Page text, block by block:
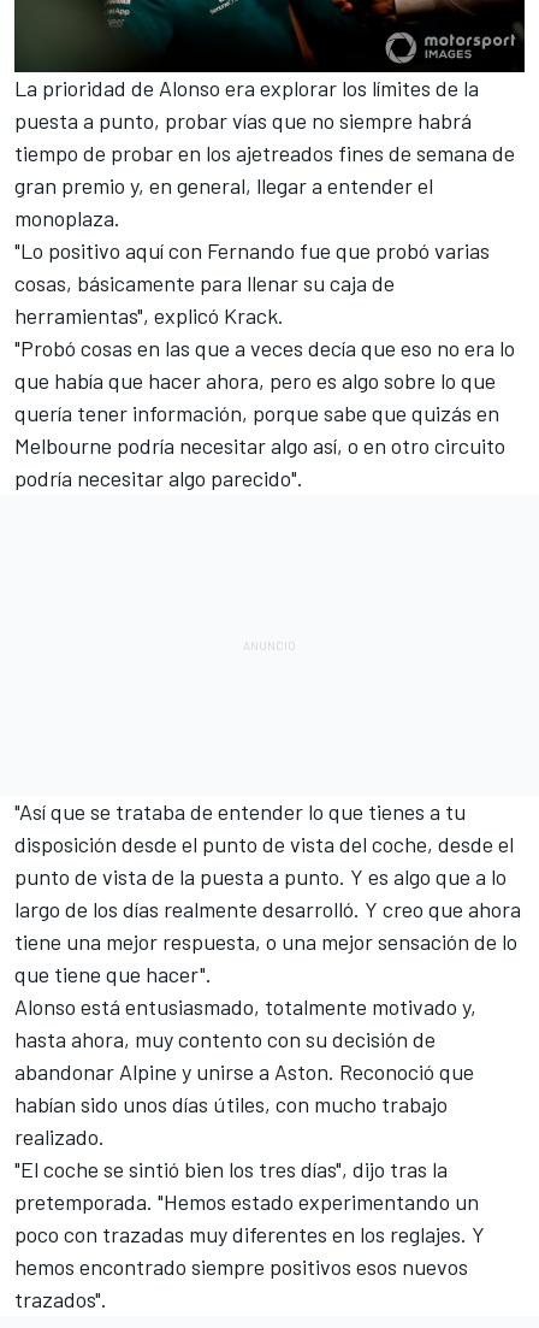
La prioridad de Alonso era explorar los límites de la
puesta a punto, probar vías que no siempre habrá
tiempo de probar en los ajetreados fines de semana de
gran premio y, en general, llegar a entender el
monoplaza.
"Lo positivo aquí con Fernando fue que probó varias
cosas, básicamente para llenar su caja de
herramientas", explicó Krack.
"Probó cosas en las que a veces decía que eso no era lo
que había que hacer ahora, pero es algo sobre lo que
quería tener información, porque sabe que quizás en
Melbourne podría necesitar algo así, o en otro circuito
podría necesitar algo parecido".
"Así que se trataba de entender lo que tienes a tu
disposición desde el punto de vista del coche, desde el
punto de vista de la puesta a punto. Y es algo que a lo
largo de los días realmente desarrolló. Y creo que ahora
tiene una mejor respuesta, o una mejor sensación de lo
que tiene que hacer".
Alonso está entusiasmado, totalmente motivado y,
hasta ahora, muy contento con su decisión de
abandonar Alpine y unirse a Aston. Reconoció que
habían sido unos días útiles, con mucho trabajo
realizado.
"El coche se sintió bien los tres días", dijo tras la
pretemporada. "Hemos estado experimentando un
poco con trazadas muy diferentes en los reglajes. Y
hemos encontrado siempre positivos esos nuevos
trazados".